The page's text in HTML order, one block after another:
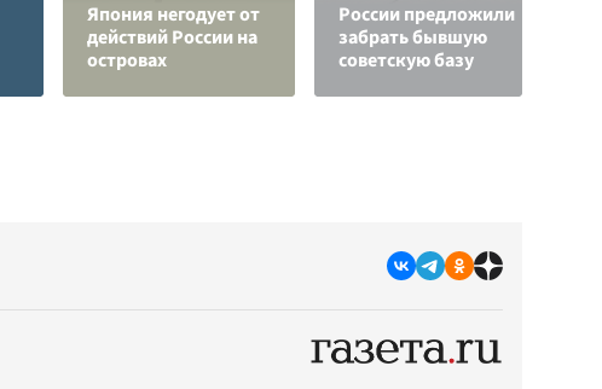
Япония негодует от
действий России на
островах
России предложили
забрать бывшую
советскую базу